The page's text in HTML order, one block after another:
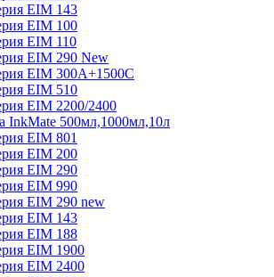
EIM 143
EIM 100
EIM 110
EIM 290 New
EIM 300А+1500С
EIM 510
EIM 2200/2400
InkMate 500мл,1000мл,10л
EIM 801
EIM 200
EIM 290
EIM 990
EIM 290 new
EIM 143
EIM 188
EIM 1900
EIM 2400